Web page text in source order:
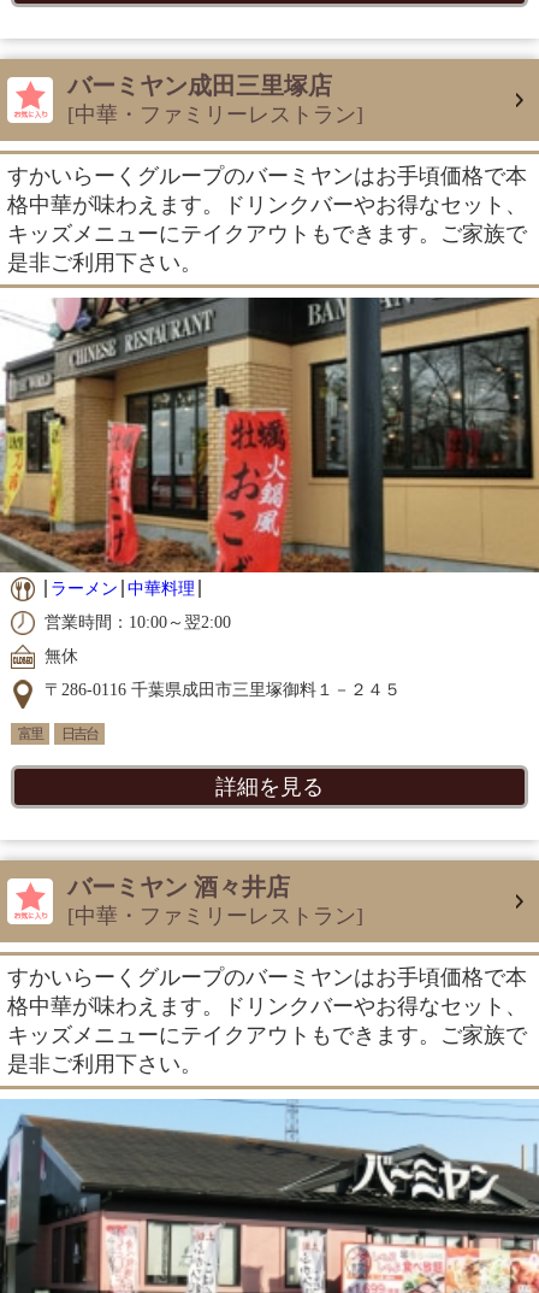
バーミヤン成田三里塚店
[中華・ファミリーレストラン]
すかいらーくグループのバーミヤンはお手頃価格で本
格中華が味わえます。ドリンクバーやお得なセット、
キッズメニューにテイクアウトもできます。ご家族で
是非ご利用下さい。
ラーメン 中華料理
営業時間：10:00～翌2:00
無休
〒286-0116 千葉県成田市三里塚御料１－２４５
富里 日吉台
詳細を見る
バーミヤン 酒々井店
[中華・ファミリーレストラン]
すかいらーくグループのバーミヤンはお手頃価格で本
格中華が味わえます。ドリンクバーやお得なセット、
キッズメニューにテイクアウトもできます。ご家族で
是非ご利用下さい。